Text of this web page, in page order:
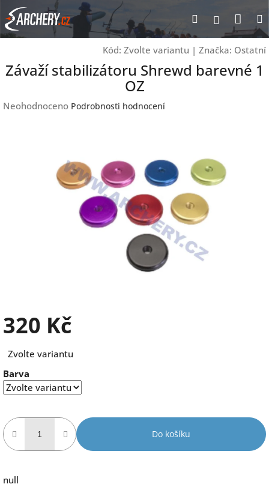
Přejít
na
obsah
Hledat
Kód: Zvolte variantu | Značka: Ostatní
Závaží stabilizátoru Shrewd barevné 1
OZ
Průměrné
Neohodnoceno Podrobnosti hodnocení
320 Kč
cena:
Zvolte variantu
Barva
Do košíku
null